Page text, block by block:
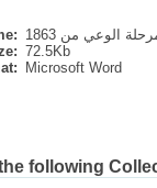
72.5Kb
Microsoft Word
following